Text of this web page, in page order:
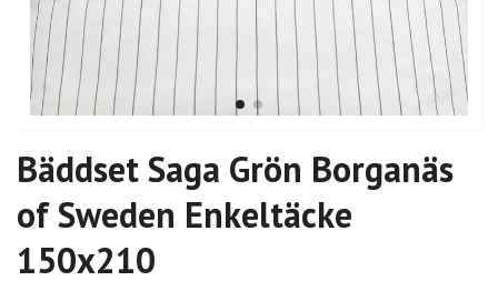
Bäddset Saga Grön Borganäs
of Sweden Enkeltäcke
150x210